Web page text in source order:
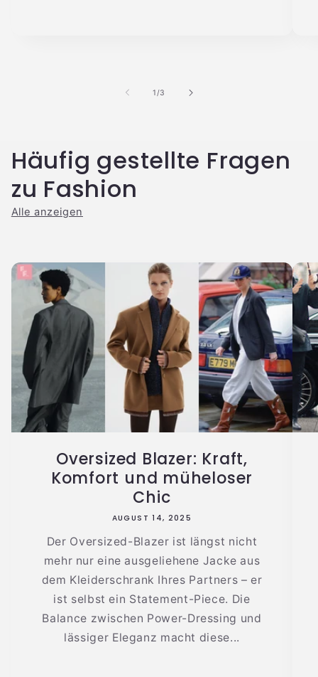
1 /von
3
Häufig gestellte Fragen
zu Fashion
Alle anzeigen
Oversized Blazer: Kraft,
Komfort und müheloser
Chic
AUGUST 14, 2025
Der Oversized-Blazer ist längst nicht
mehr nur eine ausgeliehene Jacke aus
dem Kleiderschrank Ihres Partners – er
ist selbst ein Statement-Piece. Die
Balance zwischen Power-Dressing und
lässiger Eleganz macht diese...